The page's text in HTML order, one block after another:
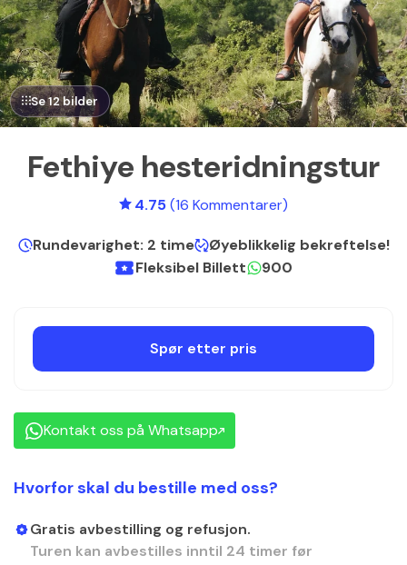
Se 12 bilder
Fethiye hesteridningstur
4.75(16 Kommentarer)
Rundevarighet: 2 time
Øyeblikkelig bekreftelse!
Fleksibel Billett
900
Spør etter pris
Kontakt oss på Whatsapp
Hvorfor skal du bestille med oss?
Gratis avbestilling og refusjon.
Turen kan avbestilles inntil 24 timer før